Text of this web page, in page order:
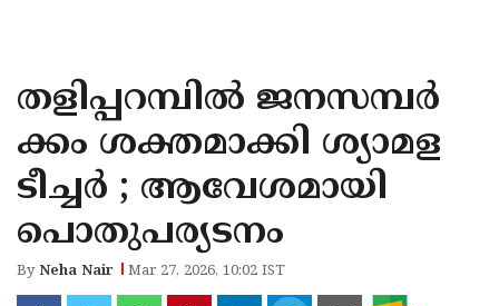
KANNUR
KASARAGOD
തളിപ്പറമ്പിൽ ജനസമ്പർ
ക്കം ശക്തമാക്കി ശ്യാമള
ടീച്ചർ ; ആവേശമായി
പൊതുപര്യടനം
ByNeha Nair Mar 27, 2026, 10:02 IST